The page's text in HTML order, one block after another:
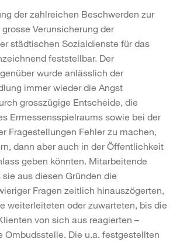
der zahlreichen Beschwerden zur
Verunsicherung der
städtischen Sozialdienste für das
feststellbar. Der
wurde anlässlich der
immer wieder die Angst
grosszügige Entscheide, die
Ermessensspielraums sowie bei der
Fragestellungen Fehler zu machen,
dann aber auch in der Öffentlichkeit
geben könnten. Mitarbeitende
aus diesen Gründen die
Fragen zeitlich hinauszögerten,
weiterleiteten oder zuwarteten, bis die
von sich aus reagierten –
Ombudsstelle. Die u.a. festgestellten